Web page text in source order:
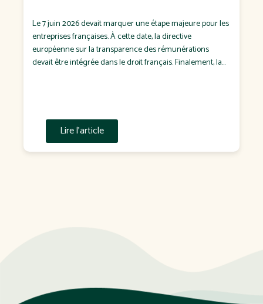
Le 7 juin 2026 devait marquer une étape majeure pour les
entreprises françaises. À cette date, la directive
européenne sur la transparence des rémunérations
devait être intégrée dans le droit français. Finalement, la
Lire l'article